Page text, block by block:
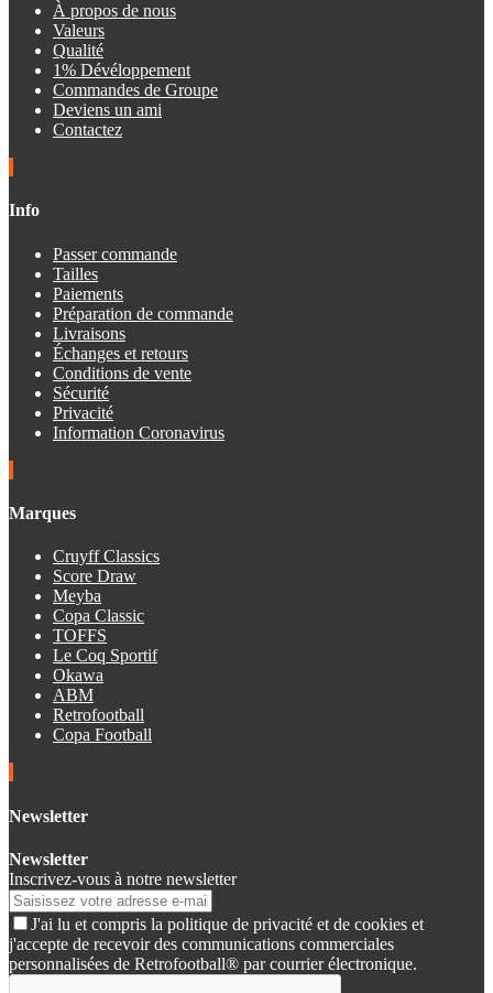
À propos de nous
Valeurs
Qualité
1% Dévéloppement
Commandes de Groupe
Deviens un ami
Contactez
Info
Passer commande
Tailles
Paiements
Préparation de commande
Livraisons
Échanges et retours
Conditions de vente
Sécurité
Privacité
Information Coronavirus
Marques
Cruyff Classics
Score Draw
Meyba
Copa Classic
TOFFS
Le Coq Sportif
Okawa
ABM
Retrofootball
Copa Football
Newsletter
Newsletter
Inscrivez-vous à notre newsletter
J'ai lu et compris la politique de privacité et de cookies et
j'accepte de recevoir des communications commerciales
personnalisées de Retrofootball® par courrier électronique.